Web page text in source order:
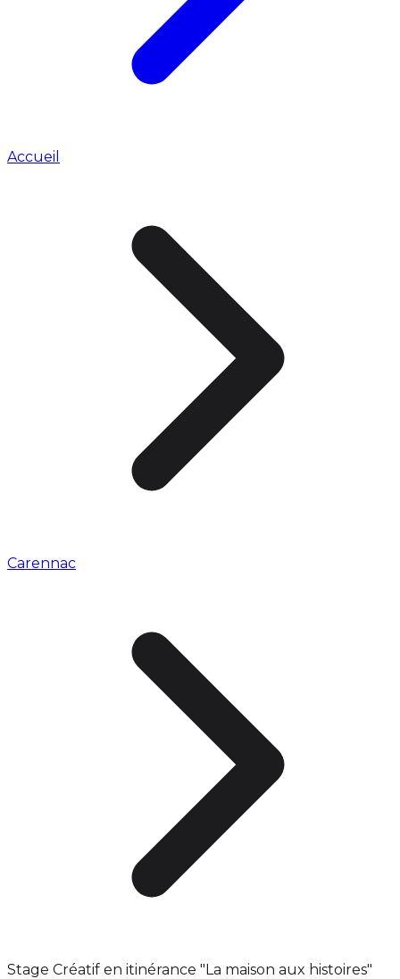
Accueil
Carennac
Stage Créatif en itinérance "La maison aux histoires"